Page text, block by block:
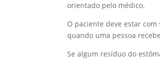
orientado pelo médico.
O paciente deve estar
quando uma pessoa
Se algum resíduo do